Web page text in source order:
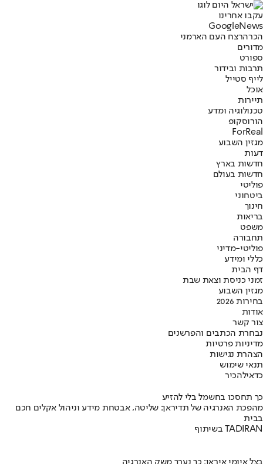
עקבו אחרינו
Googl eNews
הכרהרצח העם הארמני
מדורים
ספורט
תרבות ובידור
לייף סטייל
אוכל
תיירות
טכנולוגיה ומדע
הורוסקופ
ForReal
מגזין השבוע
דעות
חדשות בארץ
חדשות בעולם
פוליטי
ביטחוני
חינוך
בריאות
משפט
תחבורה
פוליטי-מדיני
כללי ומידע
דף הבית
זמני כניסת וצאת שבת
מגזין השבוע
בחירות 2026
אודות
צור קשר
נבחרת הכתבים והפרשנים
מדיניות פרטיות
הצהרת נגישות
תנאי שימוש
כדאילהכיר
כך תחסכו בחשמל בלי להזיע
מהפכת האנרגיה של תדיראן: שליטה, אבטחת מידע וניהול אקלים חכם
בבית
בשיתוף TADIRAN